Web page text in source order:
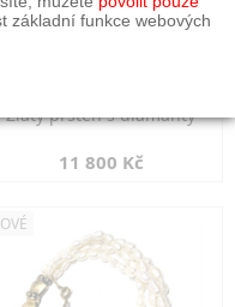
Zlatý prsten s diamanty
11 800 Kč
základní funkce webových